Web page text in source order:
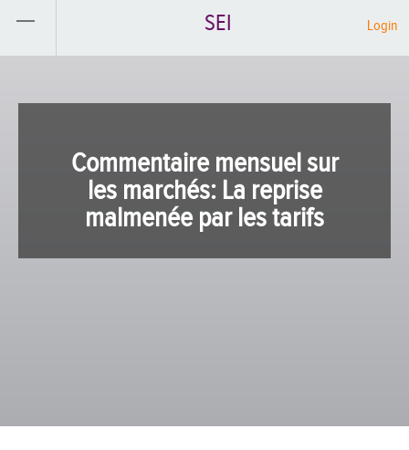
SEI Login
Commentaire mensuel sur
les marchés: La reprise
malmenée par les tarifs